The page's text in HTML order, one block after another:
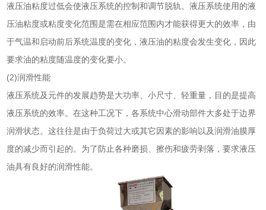
液压油粘度过低会使液压系统的控制和调节脱轨。液压系统使用的液
压油粘度或粘度变化范围是需在相应范围内才能获得更大的效率，由
于气温和启动前后系统温度的变化，液压油的粘度会发生变化，因此
要求油的粘度随温度的变化要小。
(2)润滑性能
液压系统及元件的发展趋势是大功率、小尺寸、轻重量，目的是提高
液压系统的效率。在这种工况下，各系统中心滑动部件大多处于边界
润滑状态。这往往是由于负荷过大或其它因素的影响以及润滑油膜厚
度的减少而引起的。为了防止各种磨损、擦伤和疲劳剥落，要求液压
油具有良好的润滑性能。